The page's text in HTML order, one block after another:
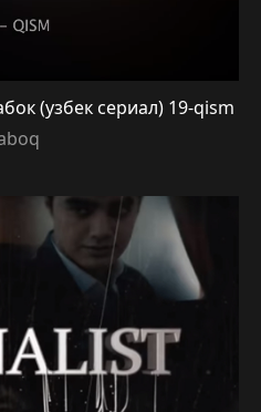
(узбек сериал) 19-qism